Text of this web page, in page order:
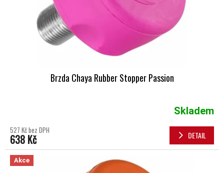
Brzda Chaya Rubber Stopper Passion
Skladem
527 Kč bez DPH
638 Kč DETAIL
Akce